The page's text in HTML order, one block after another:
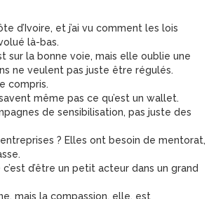
d’Ivoire, et j’ai vu comment les lois
là-bas.
sur la bonne voie, mais elle oublie une
ne veulent pas juste être régulés.
compris.
même pas ce qu’est un wallet.
de sensibilisation, pas juste des
? Elles ont besoin de mentorat,
d’être un petit acteur dans un grand
mais la compassion, elle, est